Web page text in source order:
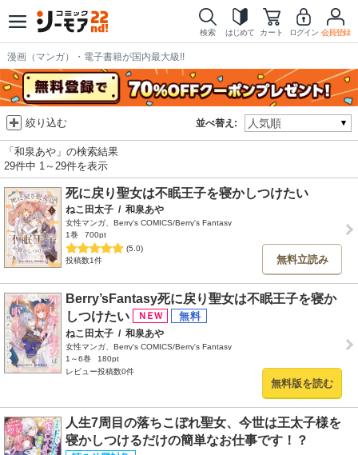
検索 はじめて カート ログイン 会員登録
漫画（マンガ）・電子書籍が国内最大級!!
並べ替え:
絞り込む
「和泉あや」の検索結果
29件中 1～29件を表示
死に戻り聖女は不眠王子を寝かしつけたい
ねこ田太子 / 和泉あや
女性マンガ、Berry's COMICS/Berry's Fantasy
1巻
700pt
(5.0)
投稿数1件
無料立読み
Berry’sFantasy死に戻り聖女は不眠王子を寝か
しつけたい
ねこ田太子 / 和泉あや
女性マンガ、Berry's COMICS/Berry's Fantasy
1～6巻
180pt
レビュー投稿数0件
無料版を読む
人生7周目の落ちこぼれ聖女、今世は王太子様を
寝かしつけるだけの簡単なお仕事です！？